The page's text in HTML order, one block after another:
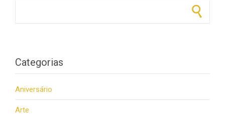
Categorias
Aniversário
Arte